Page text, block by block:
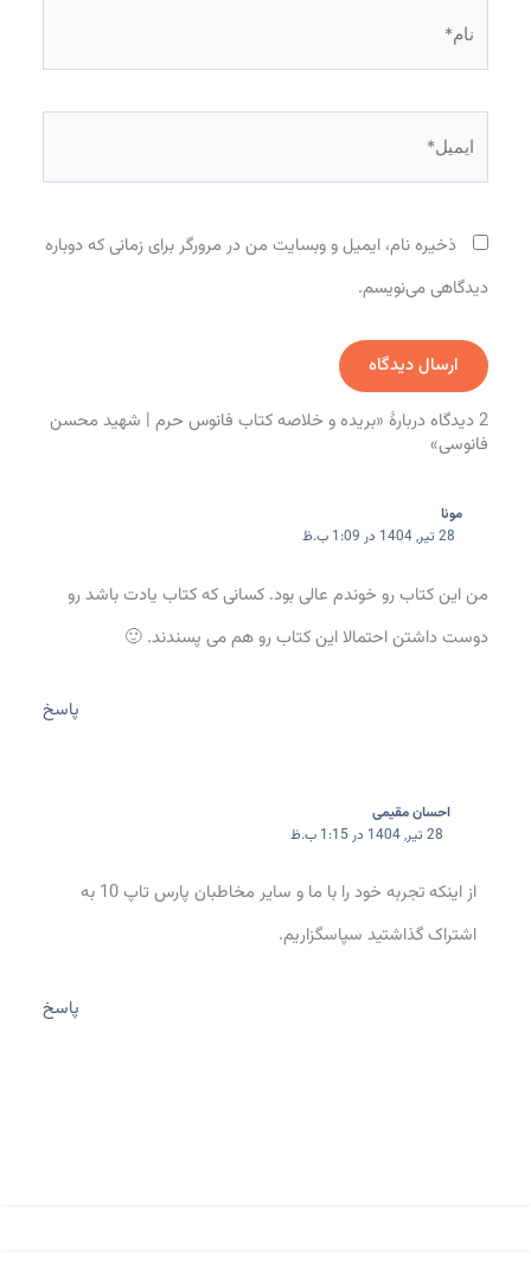
ذخیره نام، ایمیل و وبسایت من در مرورگر برای زمانی که دوباره
دیدگاهی می‌نویسم.
2 دیدگاه دربارهٔ «بریده و خلاصه کتاب فانوس حرم | شهید محسن
فانوسی»
مونا
28 تیر, 1404 در 1:09 ب.ظ
من این کتاب رو خوندم عالی بود. کسانی که کتاب یادت باشد رو
دوست داشتن احتمالا این کتاب رو هم می پسندند. 🙂
پاسخ
احسان مقیمی
28 تیر, 1404 در 1:15 ب.ظ
از اینکه تجربه خود را با ما و سایر مخاطبان پارس تاپ 10 به
اشتراک گذاشتید سپاسگزاریم.
پاسخ